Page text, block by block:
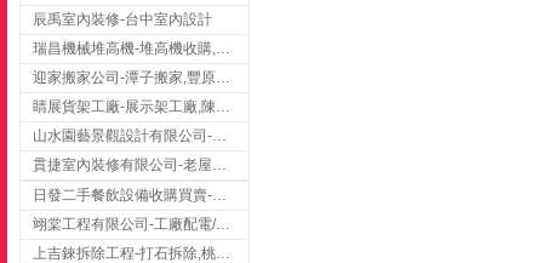
辰禹室內裝修-台中室內設計
瑞昌機械堆高機-堆高機收購,新北市堆高機,桃園堆高機
迎家搬家公司-潭子搬家,豐原搬家,大雅搬家,大甲搬家,台中推薦搬家,台中搬家
睛展貨架工廠-展示架工廠,陳列架,台中展示架工廠
山水園藝景觀設計有限公司-景觀工程,景觀設計,新竹園藝工程,新竹景觀設計
貫捷室內裝修有限公司-老屋翻新工程,台中老屋翻新工程,台中舊屋翻新
日發二手餐飲設備收購買賣-二手貨買賣,台中二手貨買賣,台中二手餐飲收購
翊棠工程有限公司-工廠配電/高雄消防機電公司
上吉錸拆除工程-打石拆除,桃園打石拆除,桃園拆除工程